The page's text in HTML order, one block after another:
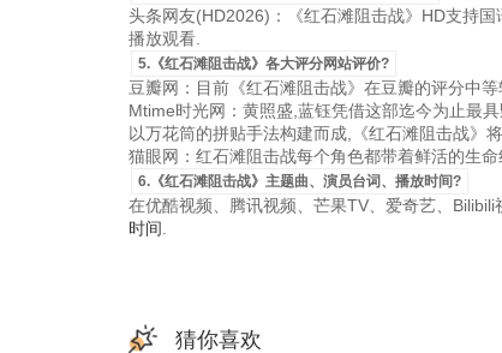
头条网友(HD2026)：《红石滩阻击战》HD支持
播放观看.
5.《红石滩阻击战》各大评分网站评价?
豆瓣网：目前《红石滩阻击战》在豆瓣的评分中
Mtime时光网：黄照盛,蓝钰凭借这部迄今为止最
以万花筒的拼贴手法构建而成,《红石滩阻击战》
猫眼网：红石滩阻击战每个角色都带着鲜活的生
6.《红石滩阻击战》主题曲、演员台词、播放时间?
在优酷视频、腾讯视频、芒果TV、爱奇艺、Bilibili
时间
猜你喜欢